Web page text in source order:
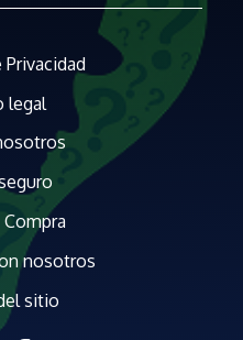
legal
Compra
nosotros
sitio